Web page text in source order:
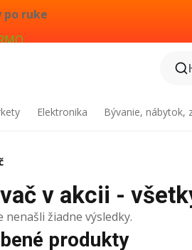
ruke
Elektronika Bývanie, nábytok,
v akcii -
nenašli žiadne výsledky.
produkty